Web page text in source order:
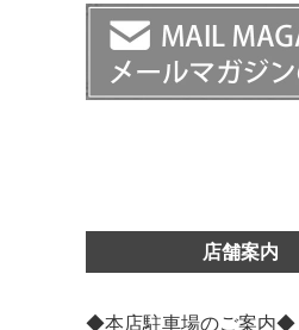
店舗案内
◆本店駐車場のご案内◆